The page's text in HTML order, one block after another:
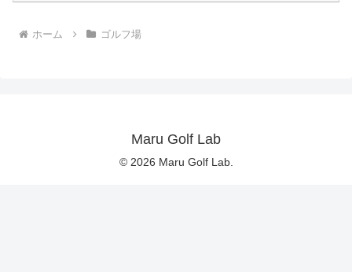
ホーム ゴルフ場
Maru Golf Lab
© 2026 Maru Golf Lab.